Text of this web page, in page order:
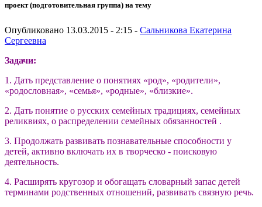
проект (подготовительная группа) на тему
Опубликовано 13.03.2015 - 2:15 - Сальникова Екатерина
Сергеевна
Задачи:
1. Дать представление о понятиях «род», «родители»,
«родословная», «семья», «родные», «близкие».
2. Дать понятие о русских семейных традициях, семейных
реликвиях, о распределении семейных обязанностей .
3. Продолжать развивать познавательные способности у
детей, активно включать их в творческо - поисковую
деятельность.
4. Расширять кругозор и обогащать словарный запас детей
терминами родственных отношений, развивать связную речь.